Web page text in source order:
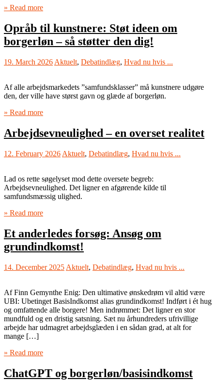
» Read more
Opråb til kunstnere: Støt ideen om
borgerløn – så støtter den dig!
19. March 2026 Aktuelt, Debatindlæg, Hvad nu hvis ...
Af alle arbejdsmarkedets ”samfundsklasser” må kunstnere udgøre
den, der ville have størst gavn og glæde af borgerløn.
» Read more
Arbejdsevneulighed – en overset realitet
12. February 2026 Aktuelt, Debatindlæg, Hvad nu hvis ...
Lad os rette søgelyset mod dette oversete begreb:
Arbejdsevneulighed. Det ligner en afgørende kilde til
samfundsmæssig ulighed.
» Read more
Et anderledes forsøg: Ansøg om
grundindkomst!
14. December 2025 Aktuelt, Debatindlæg, Hvad nu hvis ...
Af Finn Gemynthe Enig: Den ultimative ønskedrøm vil altid være
UBI: Ubetinget BasisIndkomst alias grundindkomst! Indført i ét hug
og omfattende alle borgere! Men indrømmet: Det ligner en stor
mundfuld og en dristig satsning. Sæt nu århundreders ufrivillige
arbejde har udmagret arbejdsglæden i en sådan grad, at alt for
mange […]
» Read more
ChatGPT og borgerløn/basisindkomst